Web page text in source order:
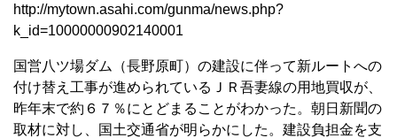
http://mytown.asahi.com/gunma/news.php?
k_id=10000000902140001
国営八ツ場ダム（長野原町）の建設に伴って新ルートへの
付け替え工事が進められているＪＲ吾妻線の用地買収が、
昨年末で約６７％にとどまることがわかった。朝日新聞の
取材に対し、国土交通省が明らかにした。建設負担金を支